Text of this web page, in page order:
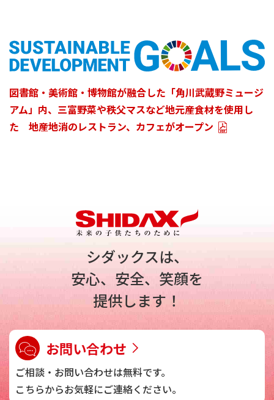
図書館・美術館・博物館が融合した「角川武蔵野ミュージ
アム」内、三富野菜や秩父マスなど地元産食材を使用し
た 地産地消のレストラン、カフェがオープン
シダックスは、
安心、安全、笑顔を
提供します！
お問い合わせ
ご相談・お問い合わせは無料です。
こちらからお気軽にご連絡ください。